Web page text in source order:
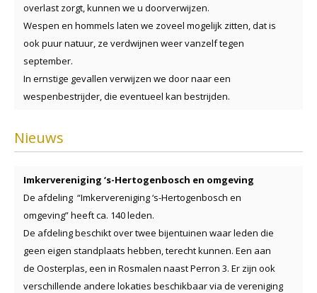
overlast zorgt, kunnen we u doorverwijzen.
Wespen en hommels laten we zoveel mogelijk zitten, dat is
ook puur natuur, ze verdwijnen weer vanzelf tegen
september.
In ernstige gevallen verwijzen we door naar een
wespenbestrijder, die eventueel kan bestrijden.
Nieuws
Imkervereniging ‘s-Hertogenbosch en omgeving
De afdeling “Imkervereniging ‘s-Hertogenbosch en
omgeving” heeft ca. 140 leden.
De afdeling beschikt over twee bijentuinen waar leden die
geen eigen standplaats hebben, terecht kunnen. Een aan
de Oosterplas, een in Rosmalen naast Perron 3. Er zijn ook
verschillende andere lokaties beschikbaar via de vereniging